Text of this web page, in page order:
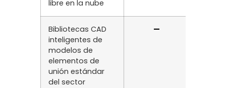
libre en la nube
Bibliotecas CAD
inteligentes de
modelos de
elementos de
unión estándar
del sector
—